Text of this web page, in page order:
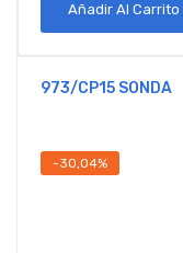
Añadir Al Carrito
973/CP15 SONDA
-30,04%